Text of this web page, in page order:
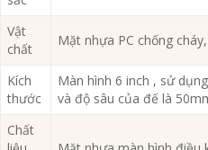
Vật
chất
Mặt nhựa PC chống
Kích
thước
Màn hình 6 inch , sử
và độ sâu của đế là
Chất